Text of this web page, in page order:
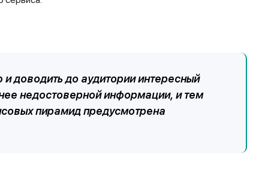
доводить до аудитории интересный
недостоверной информации, и тем
пирамид предусмотрена